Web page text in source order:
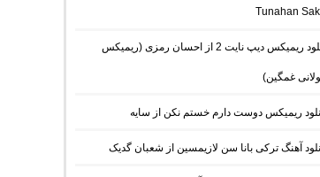
Tunahan
دانلود ریمیکس دیپ نایت 2 از احسان رمزی (ریمیکس
غمگین)
ریمیکس دوست دارم خستم نکن از سایه
آهنگ ترکی بانا سن لازیمسین از شعبان گدیک